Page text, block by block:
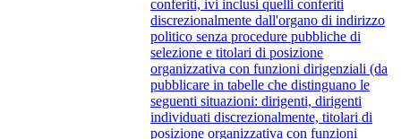
conferiti, ivi inclusi quelli conferiti
discrezionalmente dall'organo di indirizzo
politico senza procedure pubbliche di
selezione e titolari di posizione
organizzativa con funzioni dirigenziali (da
pubblicare in tabelle che distinguano le
seguenti situazioni: dirigenti, dirigenti
individuati discrezionalmente, titolari di
posizione organizzativa con funzioni